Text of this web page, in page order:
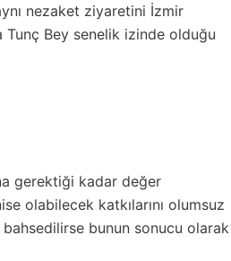
nezaket ziyaretini İzmir
Tunç Bey senelik izinde olduğu
gerektiği kadar değer
olabilecek katkılarını olumsuz
bunun sonucu olarak